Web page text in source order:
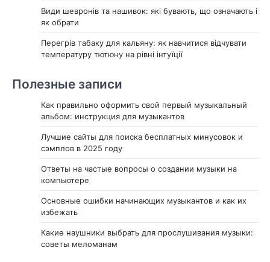
Види шевронів та нашивок: які бувають, що означають і
як обрати
Перегрів табаку для кальяну: як навчитися відчувати
температуру тютюну на рівні інтуїції
Полезные записи
Как правильно оформить свой первый музыкальный
альбом: инструкция для музыкантов
Лучшие сайты для поиска бесплатных минусовок и
сэмплов в 2025 году
Ответы на частые вопросы о создании музыки на
компьютере
Основные ошибки начинающих музыкантов и как их
избежать
Какие наушники выбрать для прослушивания музыки:
советы меломанам